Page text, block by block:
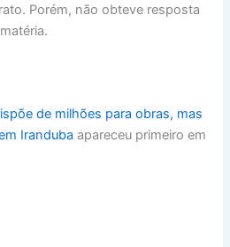
Porém, não obteve resposta
de milhões para obras, mas
Iranduba apareceu primeiro em